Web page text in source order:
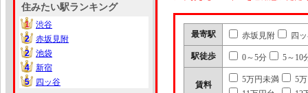
住みたい駅ランキング
1
1
渋谷
2
2
赤坂見附
2
2
池袋
4
4
新宿
5
5 四ッ谷
最寄駅 赤坂見附 四
駅徒歩 0～5分 5～10
賃料
5万円未満
5